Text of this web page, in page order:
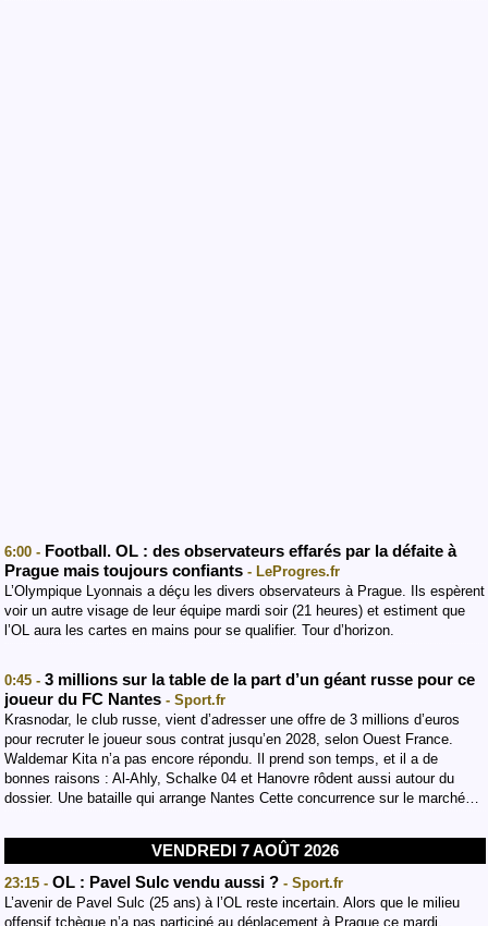
6:00 - Football. OL : des observateurs effarés par la défaite à
Prague mais toujours confiants - LeProgres.fr
L’Olympique Lyonnais a déçu les divers observateurs à Prague. Ils espèrent
voir un autre visage de leur équipe mardi soir (21 heures) et estiment que
l’OL aura les cartes en mains pour se qualifier. Tour d’horizon.
0:45 - 3 millions sur la table de la part d’un géant russe pour ce
joueur du FC Nantes - Sport.fr
Krasnodar, le club russe, vient d’adresser une offre de 3 millions d’euros
pour recruter le joueur sous contrat jusqu’en 2028, selon Ouest France.
Waldemar Kita n’a pas encore répondu. Il prend son temps, et il a de
bonnes raisons : Al-Ahly, Schalke 04 et Hanovre rôdent aussi autour du
dossier. Une bataille qui arrange Nantes Cette concurrence sur le marché…
VENDREDI 7 AOÛT 2026
23:15 - OL : Pavel Sulc vendu aussi ? - Sport.fr
L’avenir de Pavel Sulc (25 ans) à l’OL reste incertain. Alors que le milieu
offensif tchèque n’a pas participé au déplacement à Prague ce mardi,